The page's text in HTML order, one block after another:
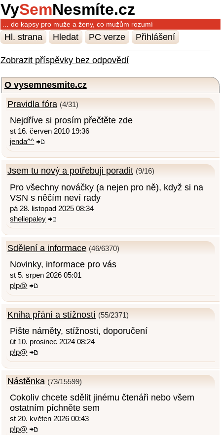
VySemNesmíte.cz
… do kapsy pro muže a ženy, co mužům rozumí
Hl. strana Hledat PC verze Přihlášení
Zobrazit příspěvky bez odpovědí
O vysemnesmite.cz
Pravidla fóra (4/31)
Nejdříve si prosím přečtěte zde
st 16. červen 2010 19:36
jenda^^
Jsem tu nový a potřebuji poradit (9/16)
Pro všechny nováčky (a nejen pro ně), když si na
VSN s něčím neví rady
pá 28. listopad 2025 08:34
sheliepaley
Sdělení a informace (46/6370)
Novinky, informace pro vás
st 5. srpen 2026 05:01
p!p@
Kniha přání a stížností (55/2371)
Pište náměty, stížnosti, doporučení
út 10. prosinec 2024 08:24
p!p@
Nástěnka (73/15599)
Cokoliv chcete sdělit jinému čtenáři nebo všem
ostatním píchněte sem
st 20. květen 2026 00:43
p!p@